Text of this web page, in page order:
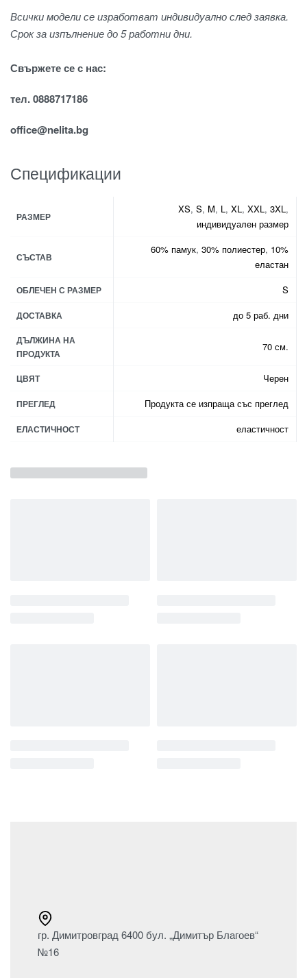
Всички модели се изработват индивидуално след заявка.
Срок за изпълнение до 5 работни дни.
Свържете се с нас:
тел. 0888717186
office@nelita.bg
Спецификации
РАЗМЕР
XS, S, M, L , XL , XXL , 3XL ,
индивидуален размер
СЪСТАВ
60% памук, 30% полиестер, 10%
еластан
ОБЛЕЧЕН С РАЗМЕР S
ДОСТАВКА до 5 раб. дни
ДЪЛЖИНА НА
ПРОДУКТА
70 см.
ЦВЯТ Черен
ПРЕГЛЕД Продукта се изпраща със преглед
ЕЛАСТИЧНОСТ еластичност
гр. Димитровград 6400 бул. „Димитър Благоев“
№16